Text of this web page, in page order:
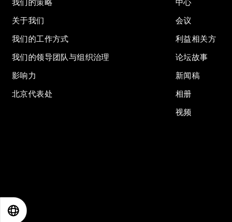
我们的策略
关于我们
我们的工作方式
我们的领导团队与组织治理
影响力
北京代表处
中心
会议
利益相关方
论坛故事
新闻稿
相册
视频